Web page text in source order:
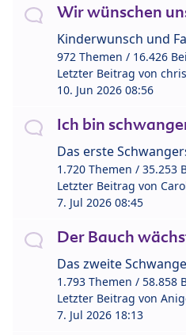
Wir wünschen
Kinderwunsch und
972 Themen / 16.426
Letzter Beitrag von
10. Jun 2026 08:56
Ich bin
Das erste
1.720 Themen / 35.253
Letzter Beitrag von
7. Jul 2026 08:45
Der Bauch
Das zweite
1.793 Themen / 58.858
Letzter Beitrag von
7. Jul 2026 18:13